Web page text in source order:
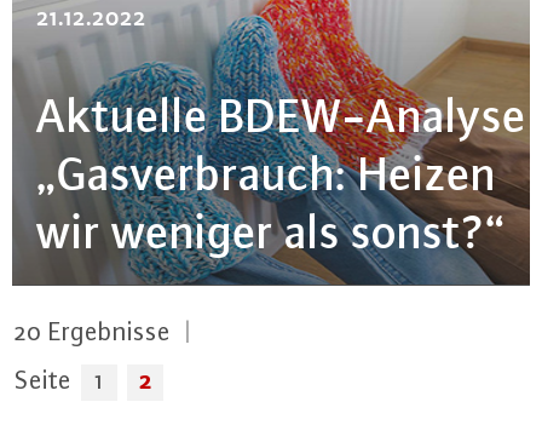
21.12.2022
Aktuelle BDEW-Ana­ly­se
„Gas­ver­brauch: Heizen
wir weniger als sonst?“
20 Ergebnisse |
Seite
1 2